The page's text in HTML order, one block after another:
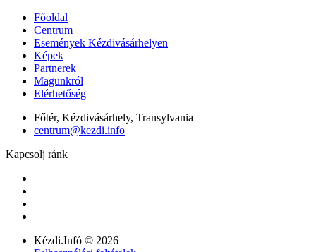
Főoldal
Centrum
Események Kézdivásárhelyen
Képek
Partnerek
Magunkról
Elérhetőség
Főtér, Kézdivásárhely, Transylvania
centrum@kezdi.info
Kapcsolj ránk
Kézdi.Infó © 2026